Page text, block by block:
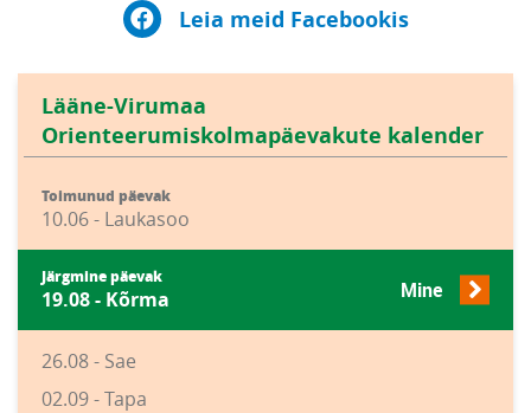
Leia meid Facebookis
Lääne-Virumaa
Orienteerumiskolmapäevakute kalender
Toimunud päevak
10.06 - Laukasoo
Järgmine päevak
19.08 - Kõrma Mine
26.08 - Sae
02.09 - Tapa